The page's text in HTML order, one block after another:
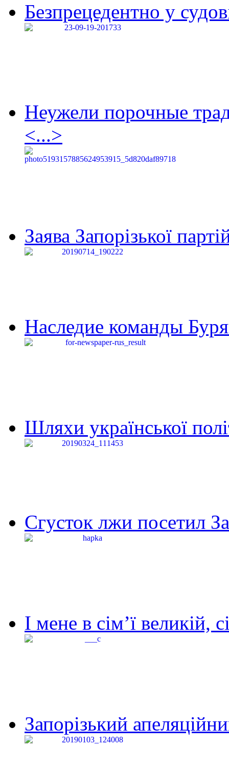
Безпрецедентно у
Неужели порочные
<...>
Заява Запорізької
Наследие команды
Шляхи української
Сгусток лжи посетил
І мене в сім’ї великій,
Запорізький